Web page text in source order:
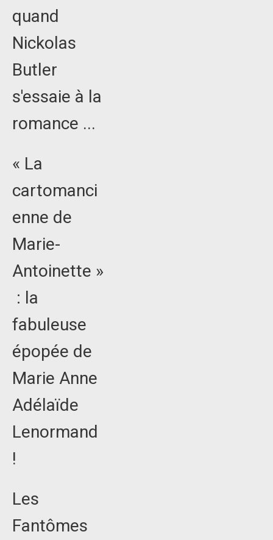
quand
Nickolas
Butler
s'essaie à la
romance ...
« La
cartomanci
enne de
Marie-
Antoinette »
: la
fabuleuse
épopée de
Marie Anne
Adélaïde
Lenormand
!
Les
Fantômes